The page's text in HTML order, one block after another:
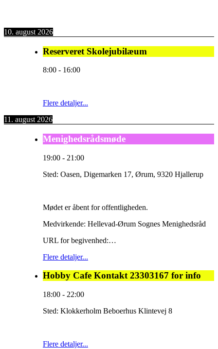
10. august 2026
Reserveret Skolejubilæum
8:00 - 16:00
Flere detaljer...
11. august 2026
Menighedsrådsmøde
19:00 - 21:00
Sted: Oasen, Digemarken 17, Ørum, 9320 Hjallerup
Mødet er åbent for offentligheden.
Medvirkende: Hellevad-Ørum Sognes Menighedsråd
URL for begivenhed:…
Flere detaljer...
Hobby Cafe Kontakt 23303167 for info
18:00 - 22:00
Sted: Klokkerholm Beboerhus Klintevej 8
Flere detaljer...